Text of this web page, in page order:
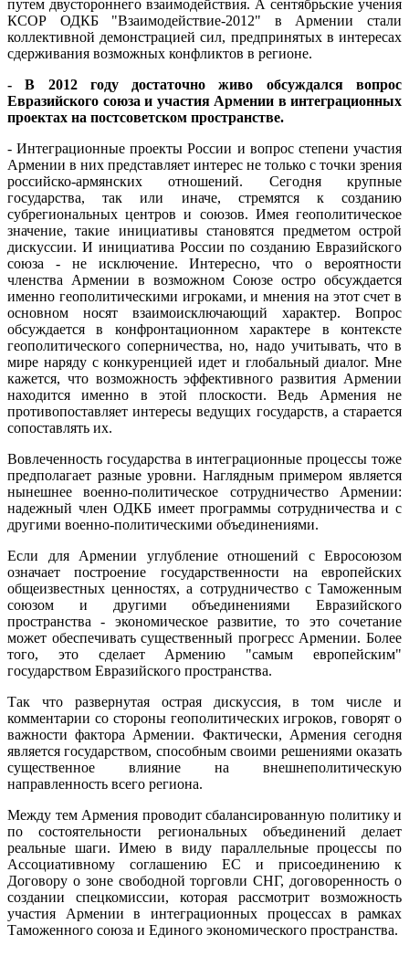
путем двустороннего взаимодействия. А сентябрьские учения
КСОР ОДКБ "Взаимодействие-2012" в Армении стали
коллективной демонстрацией сил, предпринятых в интересах
сдерживания возможных конфликтов в регионе.
- В 2012 году достаточно живо обсуждался вопрос
Евразийского союза и участия Армении в интеграционных
проектах на постсоветском пространстве.
- Интеграционные проекты России и вопрос степени участия
Армении в них представляет интерес не только с точки зрения
российско-армянских отношений. Сегодня крупные
государства, так или иначе, стремятся к созданию
субрегиональных центров и союзов. Имея геополитическое
значение, такие инициативы становятся предметом острой
дискуссии. И инициатива России по созданию Евразийского
союза - не исключение. Интересно, что о вероятности
членства Армении в возможном Союзе остро обсуждается
именно геополитическими игроками, и мнения на этот счет в
основном носят взаимоисключающий характер. Вопрос
обсуждается в конфронтационном характере в контексте
геополитического соперничества, но, надо учитывать, что в
мире наряду с конкуренцией идет и глобальный диалог. Мне
кажется, что возможность эффективного развития Армении
находится именно в этой плоскости. Ведь Армения не
противопоставляет интересы ведущих государств, а старается
сопоставлять их.
Вовлеченность государства в интеграционные процессы тоже
предполагает разные уровни. Наглядным примером является
нынешнее военно-политическое сотрудничество Армении:
надежный член ОДКБ имеет программы сотрудничества и с
другими военно-политическими объединениями.
Если для Армении углубление отношений с Евросоюзом
означает построение государственности на европейских
общеизвестных ценностях, а сотрудничество с Таможенным
союзом и другими объединениями Евразийского
пространства - экономическое развитие, то это сочетание
может обеспечивать существенный прогресс Армении. Более
того, это сделает Армению "самым европейским"
государством Евразийского пространства.
Так что развернутая острая дискуссия, в том числе и
комментарии со стороны геополитических игроков, говорят о
важности фактора Армении. Фактически, Армения сегодня
является государством, способным своими решениями оказать
существенное влияние на внешнеполитическую
направленность всего региона.
Между тем Армения проводит сбалансированную политику и
по состоятельности региональных объединений делает
реальные шаги. Имею в виду параллельные процессы по
Ассоциативному соглашению ЕС и присоединению к
Договору о зоне свободной торговли СНГ, договоренность о
создании спецкомиссии, которая рассмотрит возможность
участия Армении в интеграционных процессах в рамках
Таможенного союза и Единого экономического пространства.